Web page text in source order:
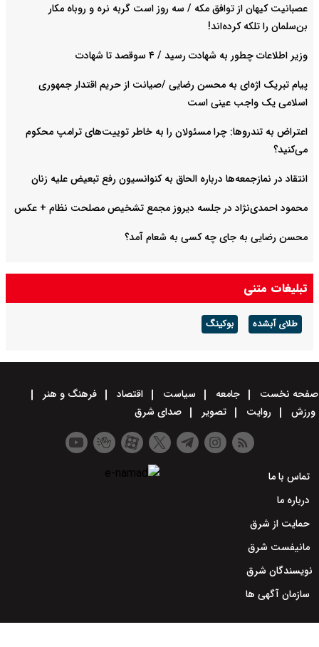
عصبانیت کیهان از توافق مکه / سه روز است گربه نره و روباه مکار
بن‌سلمان را تلکه کرده‌اند!
وزیر اطلاعات چطور به شهادت رسید / ۴ سوقصد تا شهادت
پیام تبریک اژه‌ای به محسن رضایی /صیانت از حریم اقتدار جمهوری
اسلامی یک واجب عینی است
اعتراض به تندروها: چرا مسئولان را به خاطر توییت‌های ترامپ محکوم
می‌کنید؟
انتقاد در نمازجمعه‌ها درباره الحاق به کنوانسیون رفع تبعیض علیه زنان
محمود احمدی‌نژاد در جلسه دیروز مجمع تشخیص مصلحت نظام + عکس
محسن رضایی به جای چه کسی به شعام آمد؟
تبلیغات متنی
طلای آبشده بوکینگ
صفحه نخست جامعه سیاست اقتصاد
فرهنگ و هنر
ورزش
روایت تصویر صدای شرق
تماس با ما
درباره ما
حمایت از شرق
مانیفست شرق
نویسندگان شرق
سازمان آگهی ها